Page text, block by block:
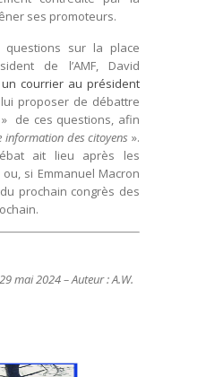
ses promoteurs.
questions sur la place
de l’AMF, David
un courrier au président
proposer de débattre
» de ces questions, afin
des citoyens ».
ait lieu après les
si Emmanuel Macron
prochain congrès des
mai 2024 – Auteur : A.W.